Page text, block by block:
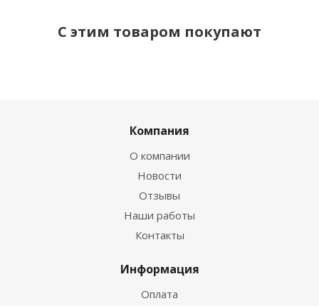
С этим товаром покупают
Компания
О компании
Новости
Отзывы
Наши работы
Контакты
Информация
Оплата